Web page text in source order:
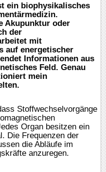
ein biophysikalisches
Akupunktur oder
der
mit
auf energetischer
Informationen aus
Feld. Genau
mein
Stoffwechselvorgänge
Organ besitzen ein
Die Frequenzen der
die Abläufe im
anzuregen.